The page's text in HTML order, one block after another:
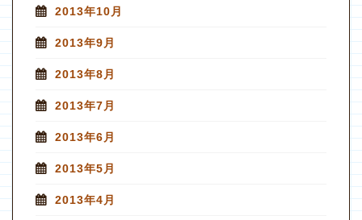
2013年10月
2013年9月
2013年8月
2013年7月
2013年6月
2013年5月
2013年4月